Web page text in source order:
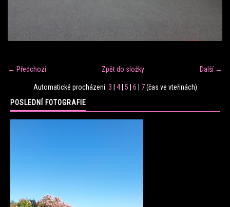
FIT CLUB VERONIKA
← Předchozí Další →
Zpět do složky
Automatické procházení: 3 | 4| 5 | 6 | 7(čas ve vteřinách)
POSLEDNÍ FOTOGRAFIE